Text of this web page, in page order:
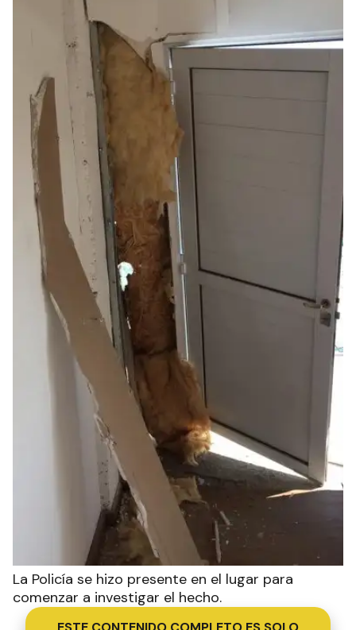
La Policía se hizo presente en el lugar para
comenzar a investigar el hecho.